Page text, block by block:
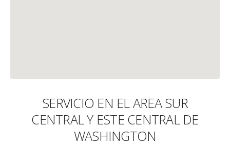
SERVICIO EN EL AREA SUR
CENTRAL Y ESTE CENTRAL DE
WASHINGTON